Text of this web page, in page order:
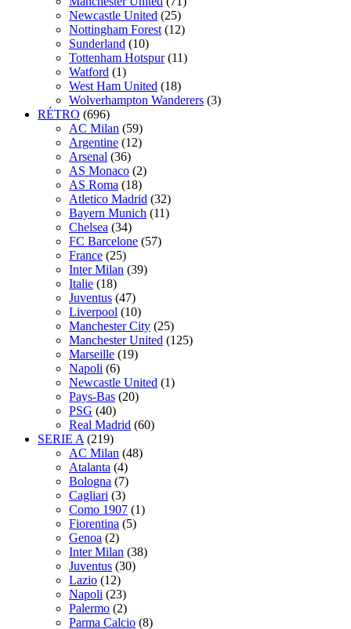
Newcastle United (25)
Nottingham Forest (12)
Sunderland (10)
Tottenham Hotspur (11)
Watford (1)
West Ham United (18)
Wolverhampton Wanderers (3)
RÉTRO (696)
AC Milan (59)
Argentine (12)
Arsenal (36)
AS Monaco (2)
AS Roma (18)
Atletico Madrid (32)
Bayern Munich (11)
Chelsea (34)
FC Barcelone (57)
France (25)
Inter Milan (39)
Italie (18)
Juventus (47)
Liverpool (10)
Manchester City (25)
Manchester United (125)
Marseille (19)
Napoli (6)
Newcastle United (1)
Pays-Bas (20)
PSG (40)
Real Madrid (60)
SERIE A (219)
AC Milan (48)
Atalanta (4)
Bologna (7)
Cagliari (3)
Como 1907 (1)
Fiorentina (5)
Genoa (2)
Inter Milan (38)
Juventus (30)
Lazio (12)
Napoli (23)
Palermo (2)
Parma Calcio (8)